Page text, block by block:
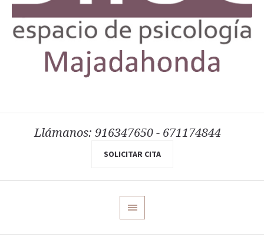
Llámanos: 916347650 - 671174844
SOLICITAR CITA